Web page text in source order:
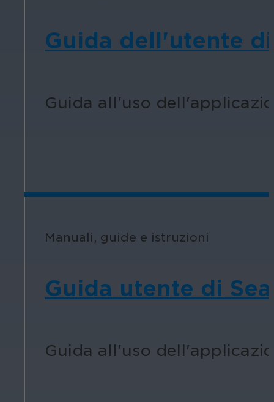
Guida dell'utente
Guida all'uso
Manuali, guide e istruzioni
Guida utente di
Guida all'uso